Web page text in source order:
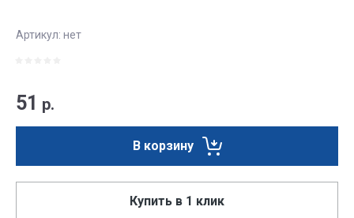
Артикул: нет
51 р.
В корзину
Купить в 1 клик